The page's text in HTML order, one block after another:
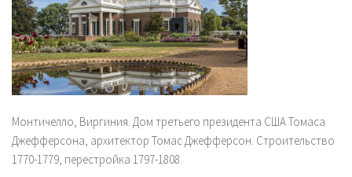
Монтичелло, Виргиния. Дом третьего президента США Томаса
Джефферсона, архитектор Томас Джефферсон. Строительство
1770-1779, перестройка 1797-1808.